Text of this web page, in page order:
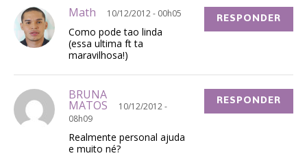
Math 10/12/2012 - 00h05
Como pode tao linda
(essa ultima ft ta
maravilhosa!)
RESPONDER
BRUNA
MATOS
10/12/2012 -
08h09
Realmente personal ajuda
e muito né?
RESPONDER